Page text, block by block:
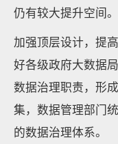
仍有较大提升空间。
加强顶层设计，提
好各级政府大数据
数据治理职责，形
集，数据管理部门
的数据治理体系。